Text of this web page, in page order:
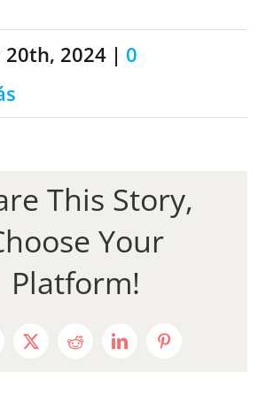
2024 | 0
This Story,
Your
Platform!
X RedditLinkedInPinterest